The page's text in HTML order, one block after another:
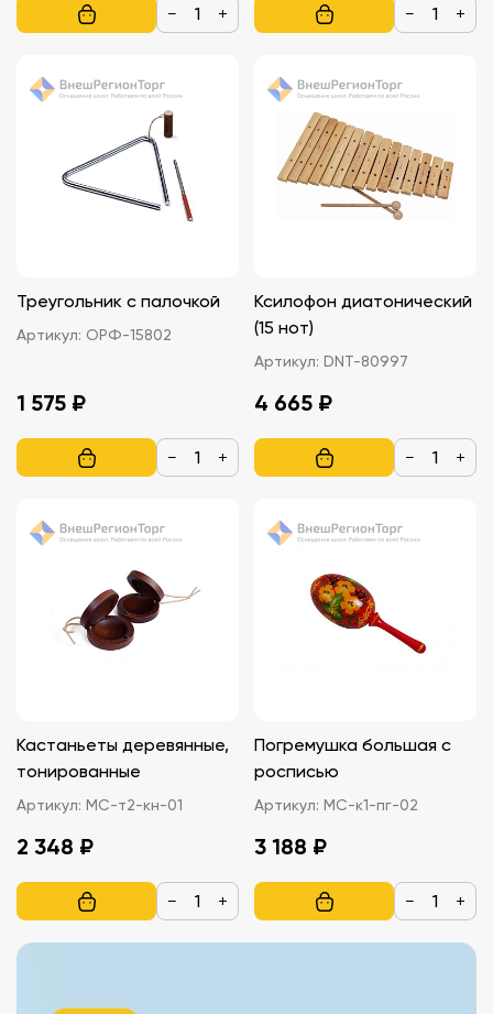
− + − +
Треугольник с палочкой
Артикул: ОРФ-15802
1 575 ₽
− +
Ксилофон диатонический
(15 нот)
Артикул: DNT-80997
4 665 ₽
− +
Кастаньеты деревянные,
тонированные
Артикул: МС-т2-кн-01
2 348 ₽
− +
Погремушка большая с
росписью
Артикул: МС-к1-пг-02
3 188 ₽
− +